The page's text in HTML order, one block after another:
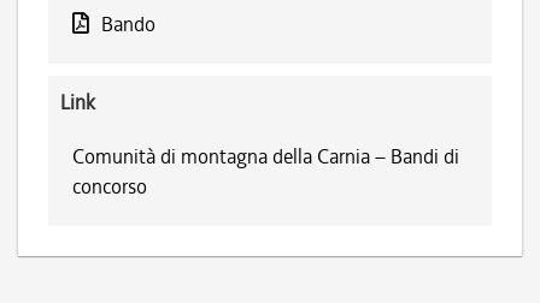
Bando
Link
Comunità di montagna della Carnia – Bandi di
concorso